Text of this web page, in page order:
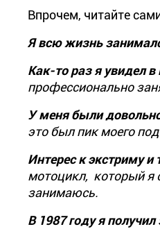
Впрочем, читайте
Я всю жизнь
Как-то раз я увидел
профессионально
У меня были
это был пик моего
Интерес к экстриму
мотоцикл, который я
занимаюсь.
В 1987 году я